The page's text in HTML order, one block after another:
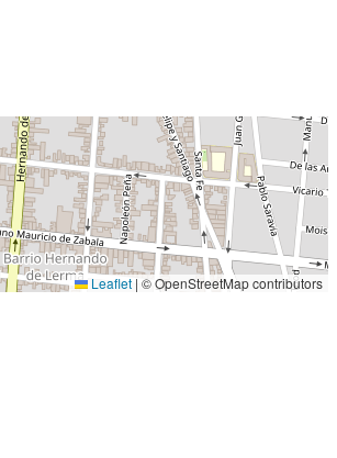
Leaflet | © OpenStreetMap contributors